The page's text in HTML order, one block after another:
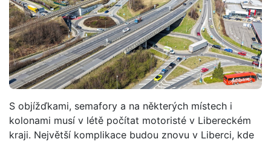
S objížďkami, semafory a na některých místech i
kolonami musí v létě počítat motoristé v Libereckém
kraji. Největší komplikace budou znovu v Liberci, kde